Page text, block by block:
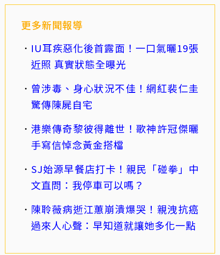
更多新聞報導
IU耳疾惡化後首露面！一口氣曬19張
近照 真實狀態全曝光
曾涉毒、身心狀況不佳！網紅裴仁圭
驚傳陳屍自宅
港樂傳奇黎彼得離世！歌神許冠傑曬
手寫信悼念黃金搭檔
SJ始源早餐店打卡！親民「碰拳」中
文直問：我停車可以嗎？
陳聆薇病逝江蕙崩潰爆哭！親洩抗癌
過來人心聲：早知道就讓她多化一點